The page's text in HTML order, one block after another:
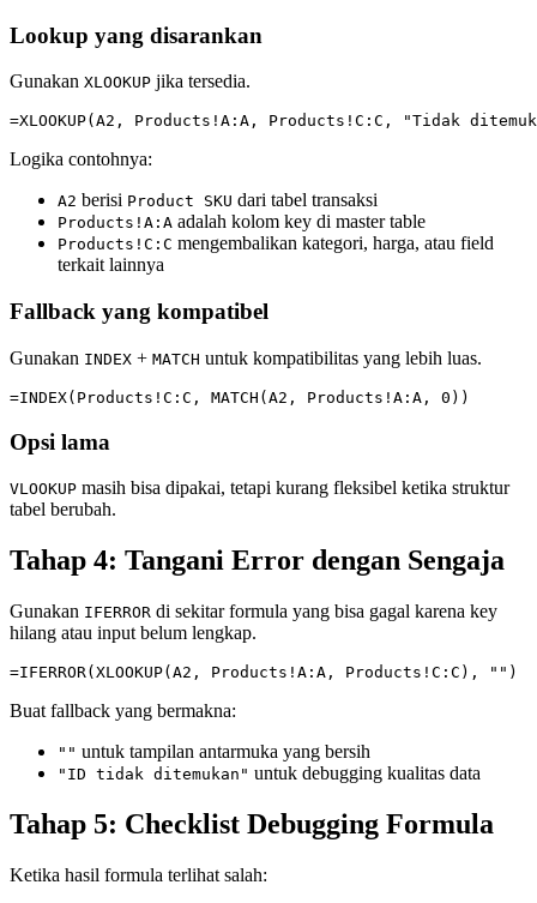
Lookup yang disarankan
Gunakan XLOOKUP jika tersedia.
Logika contohnya:
A2 berisi Product SKU dari tabel transaksi
Products!A:A adalah kolom key di master table
Products!C:C mengembalikan kategori, harga, atau field
terkait lainnya
Fallback yang kompatibel
Gunakan INDEX + MATCH untuk kompatibilitas yang lebih luas.
Opsi lama
VLOOKUP masih bisa dipakai, tetapi kurang fleksibel ketika struktur
tabel berubah.
Tahap 4: Tangani Error dengan Sengaja
Gunakan IFERROR di sekitar formula yang bisa gagal karena key
hilang atau input belum lengkap.
Buat fallback yang bermakna:
"" untuk tampilan antarmuka yang bersih
"ID tidak ditemukan" untuk debugging kualitas data
Tahap 5: Checklist Debugging Formula
Ketika hasil formula terlihat salah: